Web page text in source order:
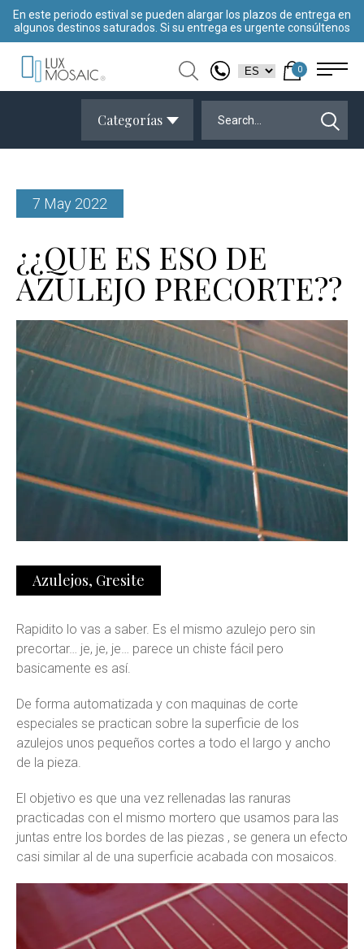
En este periodo estival se pueden alargar los plazos de entrega en
algunos destinos saturados. Si su entrega es urgente consúltenos
0
Categorías
7 May 2022
¿¿QUE ES ESO DE
AZULEJO PRECORTE??
Azulejos, Gresite
Rapidito lo vas a saber. Es el mismo azulejo pero sin
precortar… je, je, je… parece un chiste fácil pero
basicamente es así.
De forma automatizada y con maquinas de corte
especiales se practican sobre la superficie de los
azulejos unos pequeños cortes a todo el largo y ancho
de la pieza.
El objetivo es que una vez rellenadas las ranuras
practicadas con el mismo mortero que usamos para las
juntas entre los bordes de las piezas , se genera un efecto
casi similar al de una superficie acabada con mosaicos.